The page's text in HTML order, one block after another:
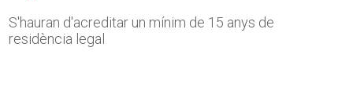
S'hauran d'acreditar un mínim de 15 anys de
residència legal